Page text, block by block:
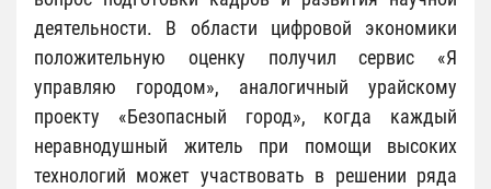
деятельности. В области цифровой экономики
положительную оценку получил сервис «Я
управляю городом», аналогичный урайскому
проекту «Безопасный город», когда каждый
неравнодушный житель при помощи высоких
технологий может участвовать в решении ряда